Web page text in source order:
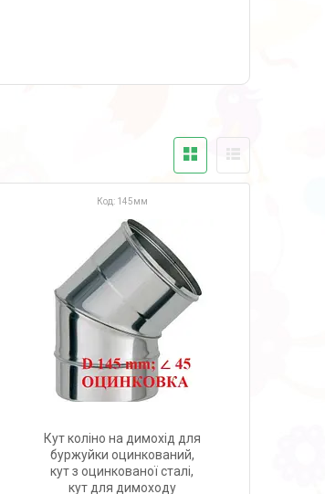
145мм
Кут коліно на димохід для
буржуйки оцинкований,
кут з оцинкованої сталі,
кут для димоходу